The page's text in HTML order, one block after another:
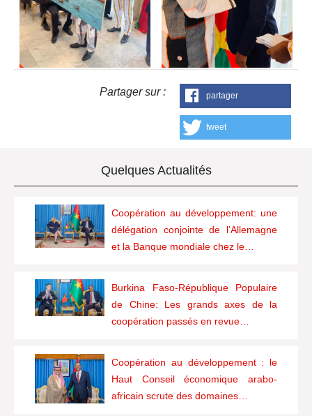
Partager sur : partager
tweet
Quelques Actualités
Coopération au développement: une
délégation conjointe de l’Allemagne
et la Banque mondiale chez le…
Burkina Faso-République Populaire
de Chine: Les grands axes de la
coopération passés en revue…
Coopération au développement : le
Haut Conseil économique arabo-
africain scrute des domaines…